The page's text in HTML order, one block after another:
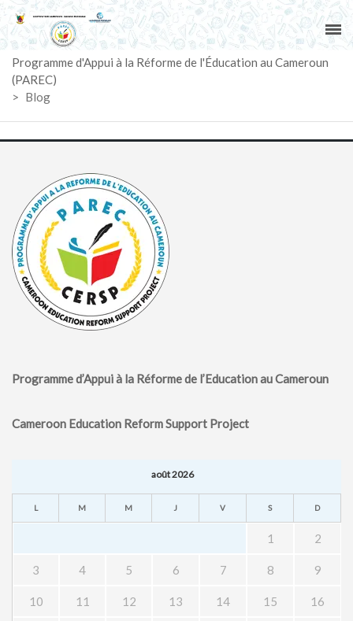
ACCUEIL
PAREC
ACTUALITÉS
ACTIVITÉS
DOCUMENTS
MARCHÉS
SUIVI-EVALUATION
Programme d'Appui à la Réforme de l'Éducation au Cameroun
(PAREC)
> Blog
Programme d’Appui à la Réforme de l’Education au Cameroun
Cameroon Education Reform Support Project
août 2026
L M M J V S D
1 2
3 4 5 6 7 8 9
10 11 12 13 14 15 16